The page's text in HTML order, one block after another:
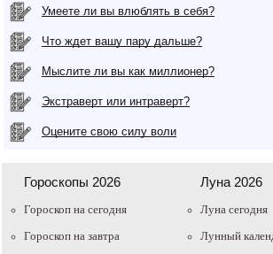
Умеете ли вы влюблять в себя?
Что ждет вашу пару дальше?
Мыслите ли вы как миллионер?
Экстраверт или интраверт?
Оцените свою силу воли
Гороскопы 2026
Гороскоп на сегодня
Гороскоп на завтра
Луна 2026
Луна сегодня
Лунный